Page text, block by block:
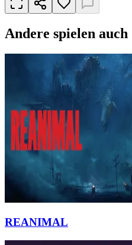
Andere spielen auch
REANIMAL